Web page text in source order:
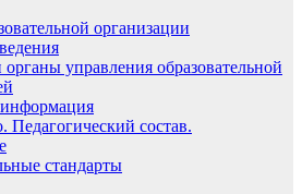
организации
управления образовательной
Педагогический состав.
стандарты